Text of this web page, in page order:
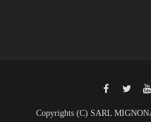
Copyrights (C) SARL